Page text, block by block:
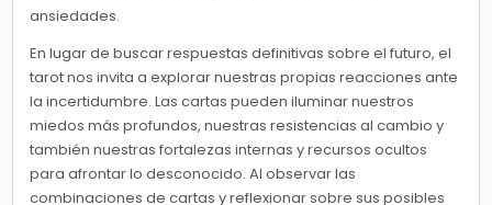
ansiedades.
En lugar de buscar respuestas definitivas sobre el futuro, el
tarot nos invita a explorar nuestras propias reacciones ante
la incertidumbre. Las cartas pueden iluminar nuestros
miedos más profundos, nuestras resistencias al cambio y
también nuestras fortalezas internas y recursos ocultos
para afrontar lo desconocido. Al observar las
combinaciones de cartas y reflexionar sobre sus posibles